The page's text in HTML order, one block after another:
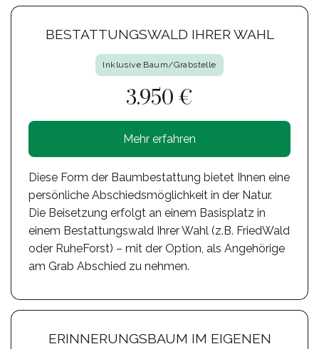
BESTATTUNGSWALD IHRER WAHL
Inklusive Baum/Grabstelle
3.950 €
Mehr erfahren
Diese Form der Baumbestattung bietet Ihnen eine
persönliche Abschiedsmöglichkeit in der Natur.
Die Beisetzung erfolgt an einem Basisplatz in
einem Bestattungswald Ihrer Wahl (z.B. FriedWald
oder RuheForst) – mit der Option, als Angehörige
am Grab Abschied zu nehmen.
ERINNERUNGSBAUM IM EIGENEN